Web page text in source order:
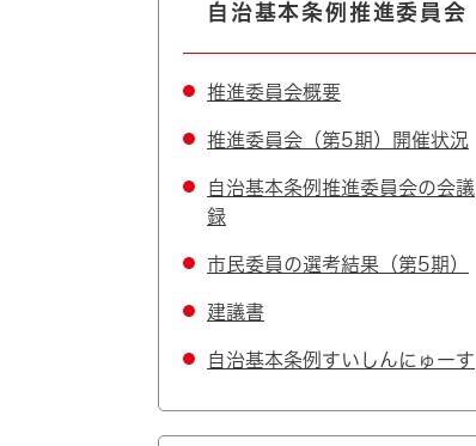
自治基本条例推進委員会
推進委員会概要
推進委員会（第5期）開催状況
自治基本条例推進委員会の会議
録
市民委員の選考結果（第5期）
建議書
自治基本条例すいしんにゅーす